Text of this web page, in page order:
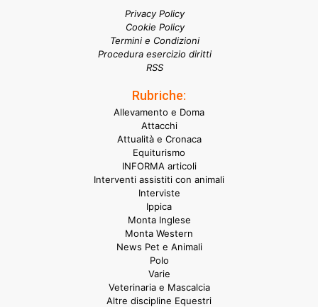
Privacy Policy
Cookie Policy
Termini e Condizioni
Procedura esercizio diritti
RSS
Rubriche:
Allevamento e Doma
Attacchi
Attualità e Cronaca
Equiturismo
INFORMA articoli
Interventi assistiti con animali
Interviste
Ippica
Monta Inglese
Monta Western
News Pet e Animali
Polo
Varie
Veterinaria e Mascalcia
Altre discipline Equestri